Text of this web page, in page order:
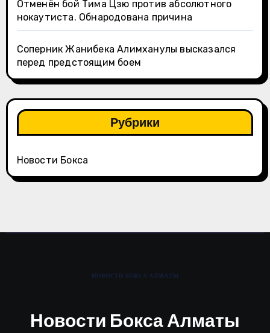
Отменён бой Тима Цзю против абсолютного
нокаутиста. Обнародована причина
Соперник Жанибека Алимханулы высказался
перед предстоящим боем
Рубрики
Новости Бокса
Новости Бокса Алматы